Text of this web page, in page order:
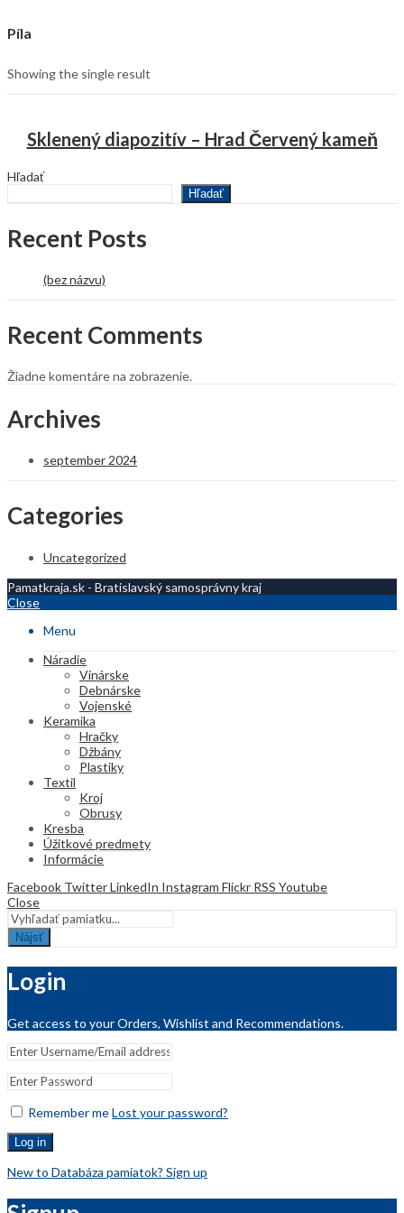
Píla
Showing the single result
Sklenený diapozitív – Hrad Červený kameň
Hľadať
Hľadať
Recent Posts
(bez názvu)
Recent Comments
Žiadne komentáre na zobrazenie.
Archives
september 2024
Categories
Uncategorized
Pamatkraja.sk - Bratislavský samosprávny kraj
Close
Menu
Náradie
Vinárske
Debnárske
Vojenské
Keramika
Hračky
Džbány
Plastiky
Textil
Kroj
Obrusy
Kresba
Úžitkové predmety
Informácie
Facebook TwitterLinkedIn Instagram Flickr RSS Youtube
Close
Nájsť
Login
Get access to your Orders, Wishlist and Recommendations.
Remember meLost your password?
Log in
New to Databáza pamiatok? Sign up